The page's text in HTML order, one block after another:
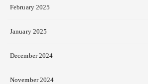
February 2025
January 2025
December 2024
November 2024